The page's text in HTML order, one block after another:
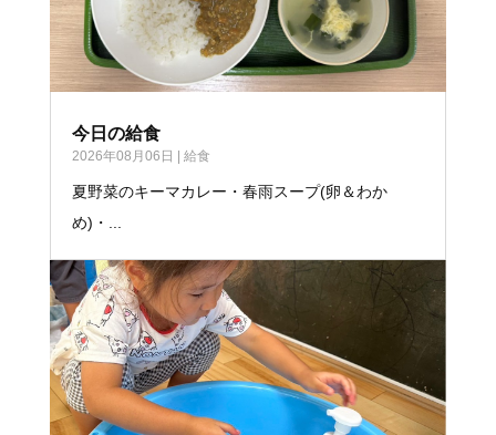
今日の給食
2026年08月06日 給食
夏野菜のキーマカレー・春雨スープ(卵＆わか
め)・...